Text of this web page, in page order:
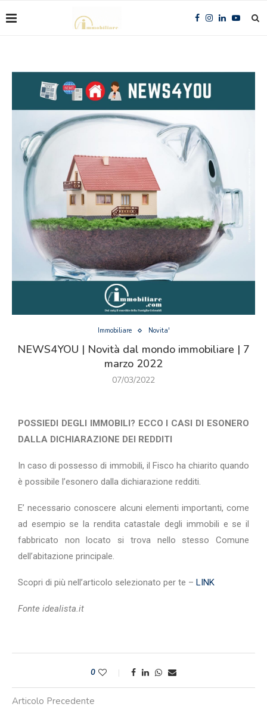
Immobiliare Novita'
NEWS4YOU | Novità dal mondo immobiliare | 7
marzo 2022
07/03/2022
POSSIEDI DEGLI IMMOBILI? ECCO I CASI DI ESONERO
DALLA DICHIARAZIONE DEI REDDITI
In caso di possesso di immobili, il Fisco ha chiarito quando
è possibile l’esonero dalla dichiarazione redditi.
E’ necessario conoscere alcuni elementi importanti, come
ad esempio se la rendita catastale degli immobili e se il
fabbricato non locato si trova nello stesso Comune
dell’abitazione principale.
Scopri di più nell’articolo selezionato per te – LINK
Fonte idealista.it
0
Articolo Precedente